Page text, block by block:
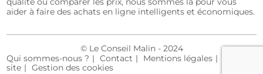
aider à faire des achats en ligne intelligents et économiques.
© Le Conseil Malin - 2024
Qui sommes-nous ?
Contact Mentions légales
site
Gestion des cookies